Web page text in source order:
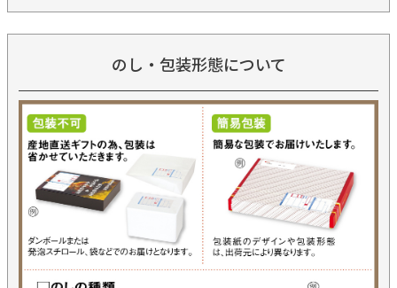
のし・包装形態について